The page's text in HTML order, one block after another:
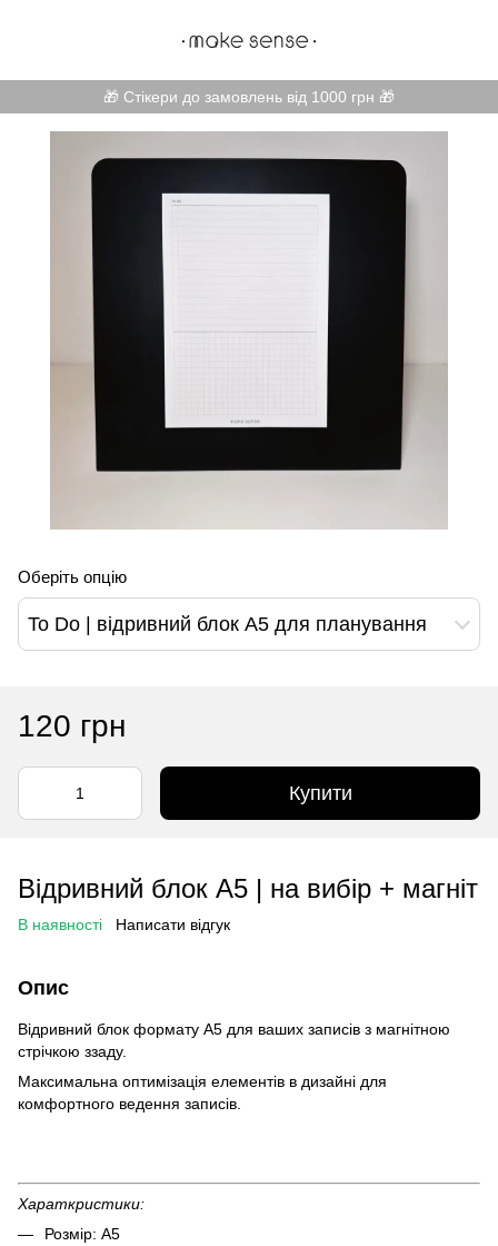
🎁 Стікери до замовлень від 1000 грн 🎁
Оберіть опцію
To Do | відривний блок А5 для планування
120 грн
Купити
Відривний блок А5 | на вибір + магніт
В наявності Написати відгук
Опис
Відривний блок формату А5 для ваших записів з магнітною
стрічкою ззаду.
Максимальна оптимізація елементів в дизайні для
комфортного ведення записів.
Хараткристики:
Розмір: А5